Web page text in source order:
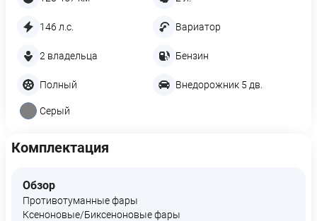
146 л.с. Вариатор
2 владельца Бензин
Полный Внедорожник 5 дв.
Серый
Комплектация
Обзор
Противотуманные фары
Ксеноновые/Биксеноновые фары